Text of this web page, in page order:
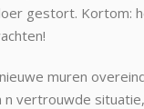
gestort. Kortom:
muren
vertrouwde